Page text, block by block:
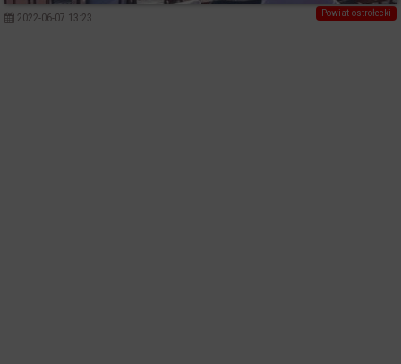
Powiat ostrołecki
2022-06-07 13:23